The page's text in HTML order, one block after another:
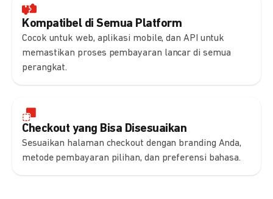
Kompatibel di Semua Platform
Cocok untuk web, aplikasi mobile, dan API untuk
memastikan proses pembayaran lancar di semua
perangkat.
Checkout yang Bisa Disesuaikan
Sesuaikan halaman checkout dengan branding Anda,
metode pembayaran pilihan, dan preferensi bahasa.